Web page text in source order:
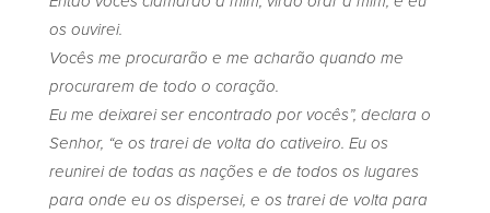
os ouvirei.
Vocês me procurarão e me acharão quando me
procurarem de todo o coração.
Eu me deixarei ser encontrado por vocês”, declara o
Senhor, “e os trarei de volta do cativeiro. Eu os
reunirei de todas as nações e de todos os lugares
para onde eu os dispersei, e os trarei de volta para